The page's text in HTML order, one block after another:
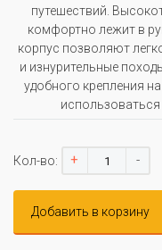
путешествий.
комфортно лежит в
корпус позволяют
и изнурительные
удобного крепления
использоваться
Кол-во: + -
Добавить в корзину